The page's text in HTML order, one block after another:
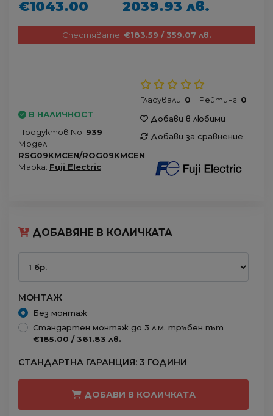
€1043.00
2039.93 лв.
Спестявате: €183.59 / 359.07 лв.
В НАЛИЧНОСТ
Продуктов No: 939
Модел:
RSG09KMCEN/ROG09KMCEN
Марка: Fuji Electric
Гласували: 0 Рейтинг: 0
Добави в любими
Добави за сравнение
ДОБАВЯНЕ В КОЛИЧКАТА
МОНТАЖ
Без монтаж
Стандартен монтаж до 3 л.м. тръбен път
€185.00 / 361.83 лв.
СТАНДАРТНА ГАРАНЦИЯ: 3 ГОДИНИ
ДОБАВИ В КОЛИЧКАТА